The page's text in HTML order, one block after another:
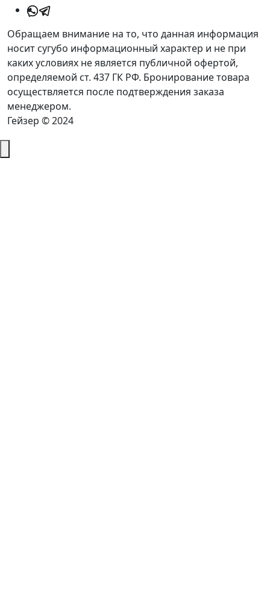
Обращаем внимание на то, что данная информация
носит сугубо информационный характер и не при
каких условиях не является публичной офертой,
определяемой ст. 437 ГК РФ. Бронирование товара
осуществляется после подтверждения заказа
менеджером.
Гейзер © 2024